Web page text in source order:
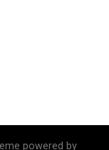
powered by